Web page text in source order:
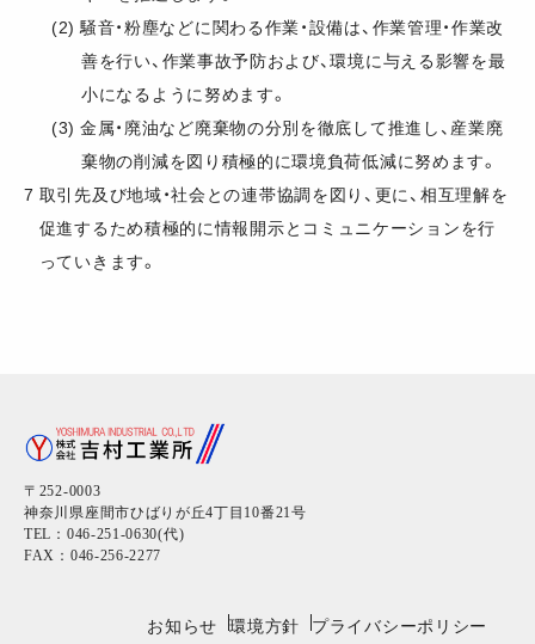
(2) 騒音・粉塵などに関わる作業・設備は、作業管理・作業改
善を行い、作業事故予防および、環境に与える影響を最
小になるように努めます。
(3) 金属・廃油など廃棄物の分別を徹底して推進し、産業廃
棄物の削減を図り積極的に環境負荷低減に努めます。
7 取引先及び地域・社会との連帯協調を図り、更に、相互理解を
促進するため積極的に情報開示とコミュニケーションを行
っていきます。
〒252-0003
神奈川県座間市ひばりが丘4丁目10番21号
TEL：046-251-0630(代)
FAX：046-256-2277
お知らせ 環境方針 プライバシーポリシー